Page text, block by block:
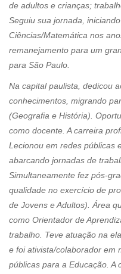
de adultos e crianças;
Seguiu sua jornada,
Ciências/Matemática nos
remanejamento para um
para São Paulo.
Na capital paulista, dedicou
conhecimentos, migrando
(Geografia e História).
como docente. A carreira
Lecionou em redes públicas
abarcando jornadas de
Simultaneamente fez pós-
qualidade no exercício de
de Jovens e Adultos). Área
como Orientador de
trabalho. Teve atuação na
e foi ativista/colaborador em
públicas para a Educação. A